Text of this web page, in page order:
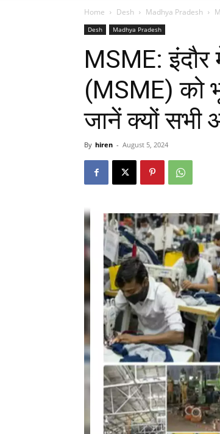
Home Desh Madhya Pradesh
Desh Madhya Pradesh
MSME: इंदौर
(MSME) को
जानें क्यों सभी
By hiren - August 5, 2024